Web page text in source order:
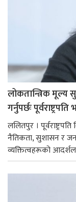
लोकतान्त्रिक मूल्य
गर्नुपर्छः पूर्वराष्ट्रपति
ललितपुर ।
नैतिकता, सुशासन र
व्यक्तित्वहरूको